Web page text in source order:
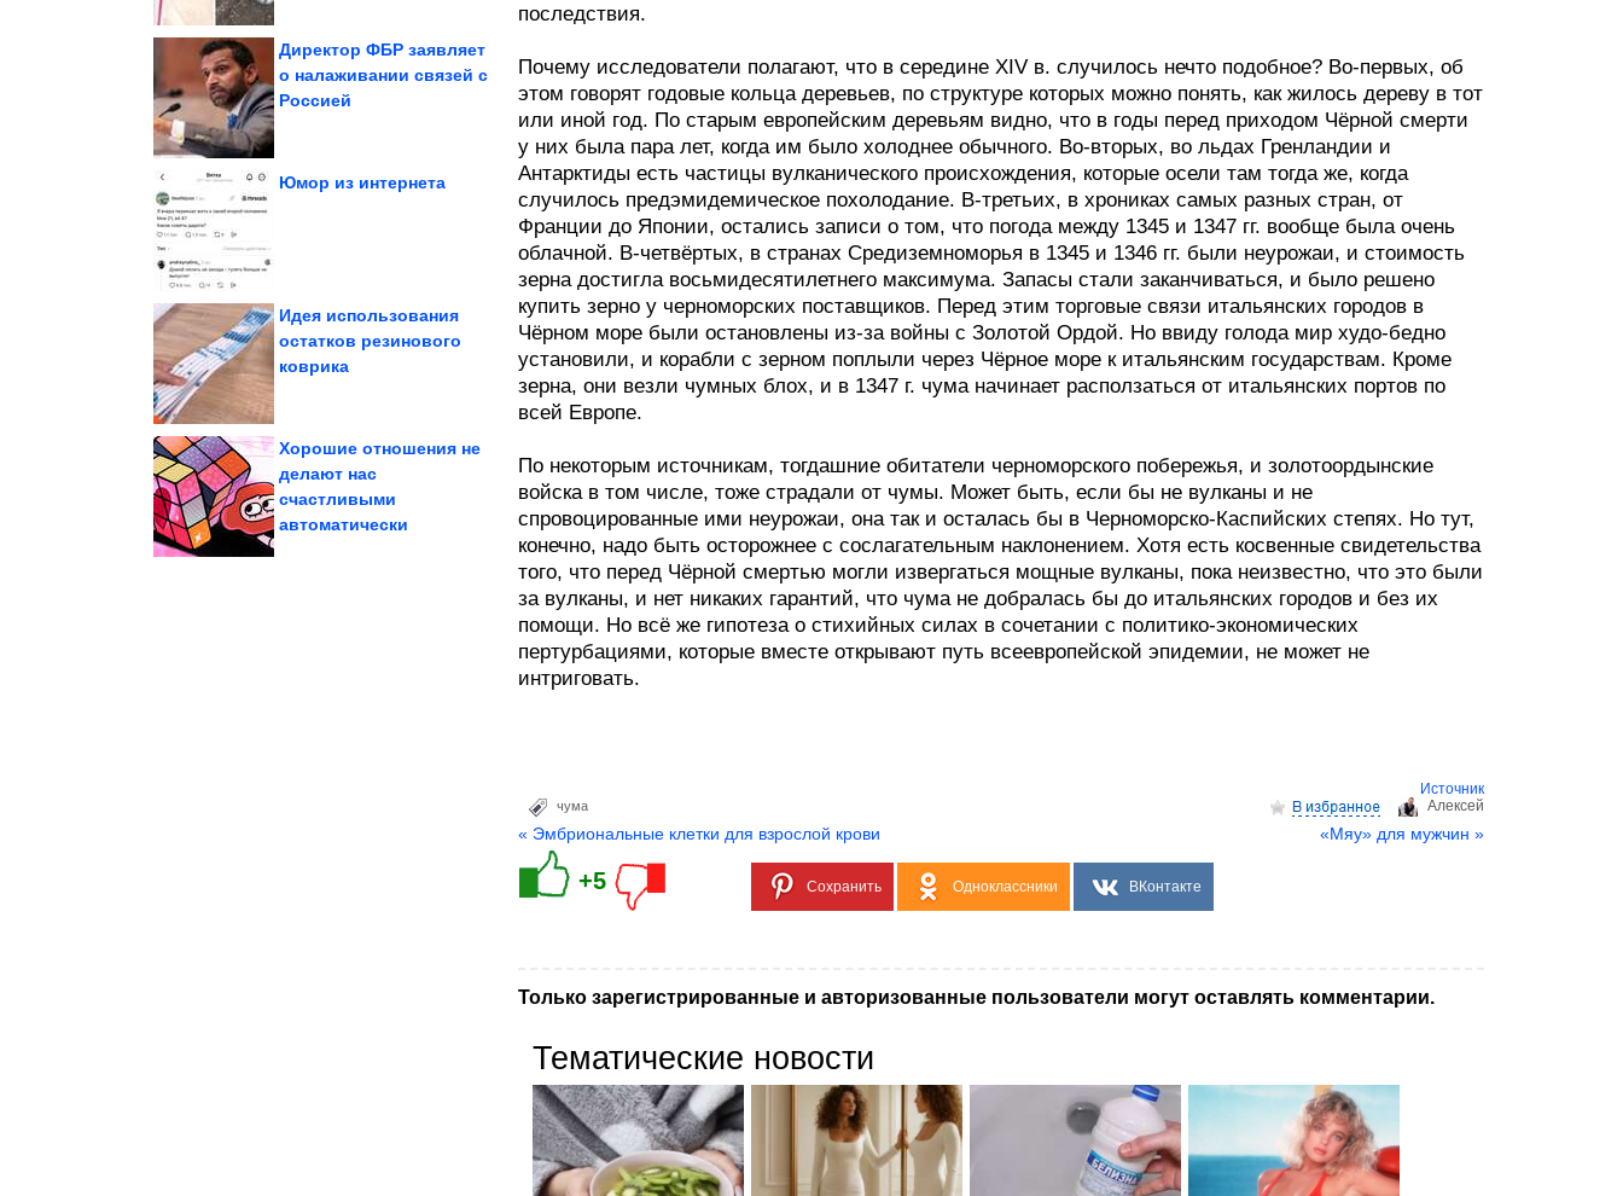
Директор ФБР заявляет
о налаживании связей с
Россией
Юмор из интернета
Душевные фотографии
Идея использования
остатков резинового
коврика
По планете с
фотоаппаратом
Хорошие отношения не
делают нас
счастливыми
автоматически
последствия.
Почему исследователи полагают, что в середине XIV в. случилось нечто подобное? Во-первых, об
этом говорят годовые кольца деревьев, по структуре которых можно понять, как жилось дереву в тот
или иной год. По старым европейским деревьям видно, что в годы перед приходом Чёрной смерти
у них была пара лет, когда им было холоднее обычного. Во-вторых, во льдах Гренландии и
Антарктиды есть частицы вулканического происхождения, которые осели там тогда же, когда
случилось предэмидемическое похолодание. В-третьих, в хрониках самых разных стран, от
Франции до Японии, остались записи о том, что погода между 1345 и 1347 гг. вообще была очень
облачной. В-четвёртых, в странах Средиземноморья в 1345 и 1346 гг. были неурожаи, и стоимость
зерна достигла восьмидесятилетнего максимума. Запасы стали заканчиваться, и было решено
купить зерно у черноморских поставщиков. Перед этим торговые связи итальянских городов в
Чёрном море были остановлены из-за войны с Золотой Ордой. Но ввиду голода мир худо-бедно
установили, и корабли с зерном поплыли через Чёрное море к итальянским государствам. Кроме
зерна, они везли чумных блох, и в 1347 г. чума начинает расползаться от итальянских портов по
всей Европе.
По некоторым источникам, тогдашние обитатели черноморского побережья, и золотоордынские
войска в том числе, тоже страдали от чумы. Может быть, если бы не вулканы и не
спровоцированные ими неурожаи, она так и осталась бы в Черноморско-Каспийских степях. Но тут,
конечно, надо быть осторожнее с сослагательным наклонением. Хотя есть косвенные свидетельства
того, что перед Чёрной смертью могли извергаться мощные вулканы, пока неизвестно, что это были
за вулканы, и нет никаких гарантий, что чума не добралась бы до итальянских городов и без их
помощи. Но всё же гипотеза о стихийных силах в сочетании с политико-экономических
пертурбациями, которые вместе открывают путь всеевропейской эпидемии, не может не
интриговать.
Источник
Aлексей
чума
« Эмбриональные клетки для взрослой крови «Мяу» для мужчин »
+5 Сохранить Одноклассники ВКонтакте
Только зарегистрированные и авторизованные пользователи могут оставлять комментарии.
Тематические новости